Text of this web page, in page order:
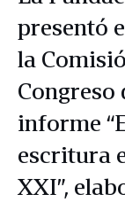
presentó
la
Congreso
informe
escritura
XXI”,